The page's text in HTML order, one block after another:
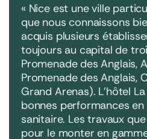
« Nice est une ville
que nous connaissons
acquis plusieurs
toujours au capital de
Promenade des Anglais,
Promenade des Anglais,
Grand Arenas). L’hôtel
bonnes performances
sanitaire. Les travaux
pour le monter en